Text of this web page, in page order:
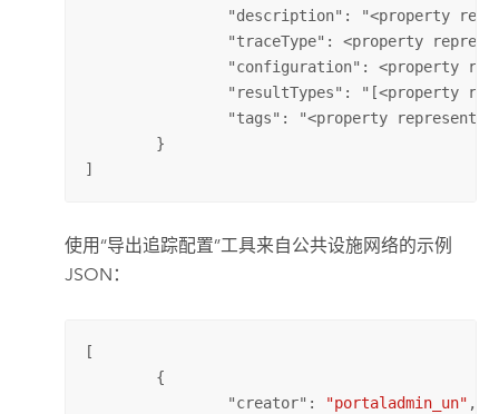
]
使用“导出追踪配置”工具来自公共设施网络的示例
JSON：
[
		"
creator": "portaladmin_un" ,